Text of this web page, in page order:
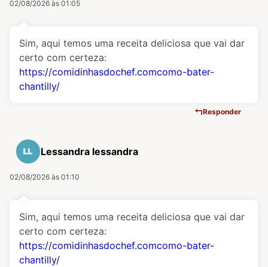
02/08/2026 às 01:05
Sim, aqui temos uma receita deliciosa que vai dar
certo com certeza:
https://comidinhasdochef.comcomo-bater-
chantilly/
Responder
Lessandra lessandra
02/08/2026 às 01:10
Sim, aqui temos uma receita deliciosa que vai dar
certo com certeza:
https://comidinhasdochef.comcomo-bater-
chantilly/